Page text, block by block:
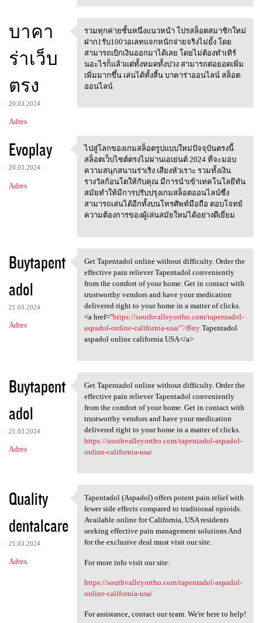
บาคา
ร่าเว็บ
ตรง
20.03.2024
Adres
รวมทุกค่ายชั้นหนึ่งแนวหน้า
รวมทุกค่ายชั้นหนึ่งแนวหน้า โปรสล็อตสมาชิกใหม่
ฝาก1รับ100วอเลทแจกหนักจ่ายจริงไม่ยั้ง โดย
สามารถเบิกเงินออกมาได้เลย โดยไม่ต้องทำเทิร์
นอะไรก็แล้วแต่ทั้งหมดทั้งปวง สามารถต่อยอดเพิ่ม
เพิ่มมากขึ้น เล่นได้ทั้งสิ้น บาคาร่าออนไลน์ สล็อต
ออนไลน์
Evoplay
20.03.2024
Adres
ไปสู่โลกของเกมสล็อตรูปแบบใหม่
ไปสู่โลกของเกมสล็อตรูปแบบใหม่ปัจจุบันตรงนี้
สล็อตเว็บไซต์ตรงไม่ผ่านเอเย่นต์ 2024 ที่จะมอบ
ความสนุกสนานร่าเริง เสียงหัวเราะ รวมทั้งเงิน
รางวัลก้อนโตให้กับคุณ มีการนำเข้าเทคโนโลยีทัน
สมัยทำให้มีการปรับปรุงเกมสล็อตออนไลน์ซึ่ง
สามารถเล่นได้อีกทั้งบนโทรศัพท์มือถือ ตอบโจทย์
ความต้องการของผู้เล่นสมัยใหม่ได้อย่างดีเยี่ยม
Buytapent
adol
21.03.2024
Adres
Get Tapentadol online without
Get Tapentadol online without difficulty. Order the
effective pain reliever Tapentadol conveniently
from the comfort of your home. Get in contact with
trustworthy vendors and have your medication
delivered right to your home in a matter of clicks.
<a href="https://southvalleyortho.com/tapentadol-
aspadol-online-california-usa/">BuyTapentadol
aspadol online california USA</a>
Buytapent
adol
21.03.2024
Adres
Get Tapentadol online without
Get Tapentadol online without difficulty. Order the
effective pain reliever Tapentadol conveniently
from the comfort of your home. Get in contact with
trustworthy vendors and have your medication
delivered right to your home in a matter of clicks.
https://southvalleyortho.com/tapentadol-aspadol-
online-california-usa/
Quality
dentalcare
21.03.2024
Adres
Tapentadol (Aspadol) offers
Tapentadol (Aspadol) offers potent pain relief with
fewer side effects compared to traditional opioids.
Available online for California, USA residents
seeking effective pain management solutions And
for the exclusive deal must visit our site.
For more info visit our site:
https://southvalleyortho.com/tapentadol-aspadol-
online-california-usa/
For assistance, contact our team. We're here to help!